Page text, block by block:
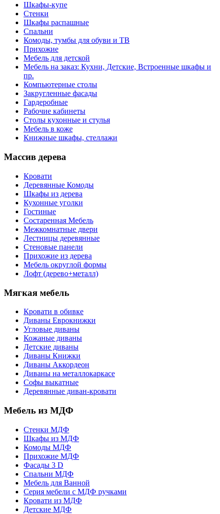
Шкафы-купе
Стенки
Шкафы распашные
Спальни
Комоды, тумбы для обуви и ТВ
Прихожие
Мебель для детской
Мебель на заказ: Кухни, Детские, Встроенные шкафы и
пр.
Компьютерные столы
Закругленные фасады
Гардеробные
Рабочие кабинеты
Столы кухонные и стулья
Мебель в коже
Книжные шкафы, стеллажи
Массив дерева
Кровати
Деревянные Комоды
Шкафы из дерева
Кухонные уголки
Гостиные
Состаренная Мебель
Межкомнатные двери
Лестницы деревянные
Стеновые панели
Прихожие из дерева
Мебель округлой формы
Лофт (дерево+металл)
Мягкая мебель
Кровати в обивке
Диваны Еврокнижки
Угловые диваны
Кожаные диваны
Детские диваны
Диваны Книжки
Диваны Аккордеон
Диваны на металлокаркасе
Софы выкатные
Деревянные диван-кровати
Мебель из МДФ
Стенки МДФ
Шкафы из МДФ
Комоды МДФ
Прихожие МДФ
Фасады 3 D
Спальни МДФ
Мебель для Ванной
Серия мебели с МДФ ручками
Кровати из МДФ
Детские МДФ